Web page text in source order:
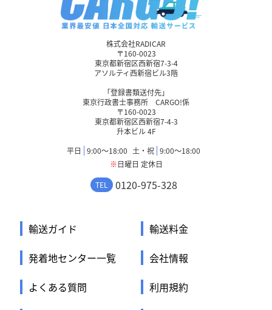
株式会社RADICAR
〒160-0023
東京都新宿区西新宿7-3-4
アソルティ西新宿ビル3階
「登録書類送付先」
東京行政書士事務所 CARGO!係
〒160-0023
東京都新宿区西新宿7-4-3
升本ビル 4F
平日
9:00〜18:00 土・祝 9:00〜18:00
※日曜日 定休日
TEL
0120-975-328
輸送ガイド
輸送料金
発着地センター一覧
会社情報
よくある質問
利用規約